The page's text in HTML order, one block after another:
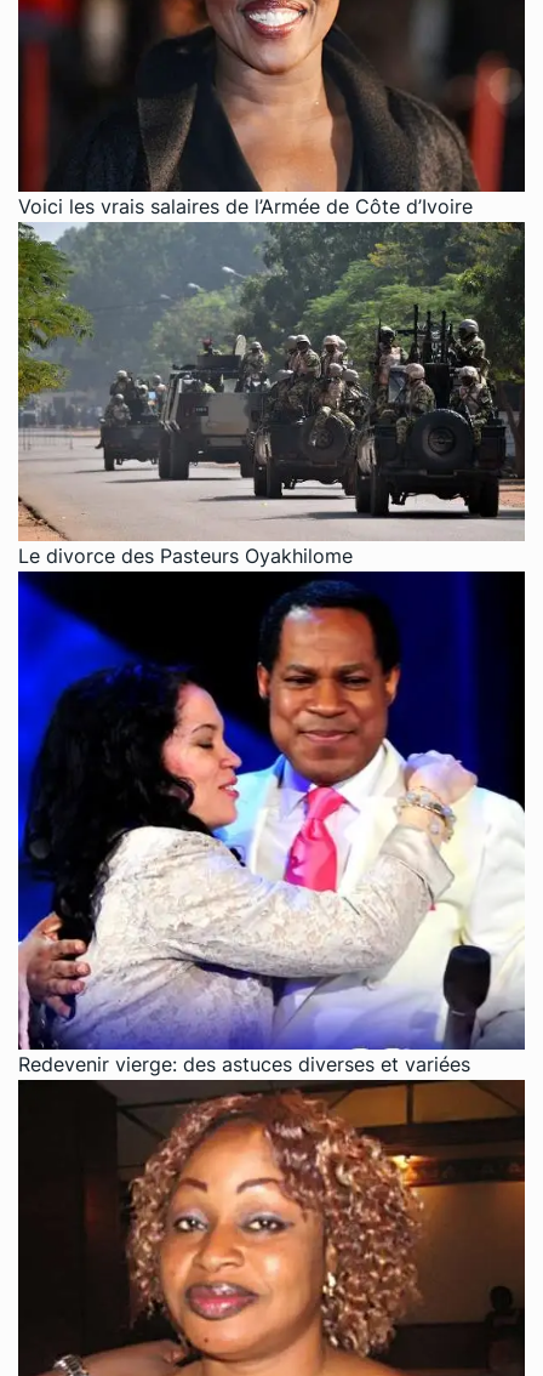
Voici les vrais salaires de l’Armée de Côte d’Ivoire
Le divorce des Pasteurs Oyakhilome
Redevenir vierge: des astuces diverses et variées